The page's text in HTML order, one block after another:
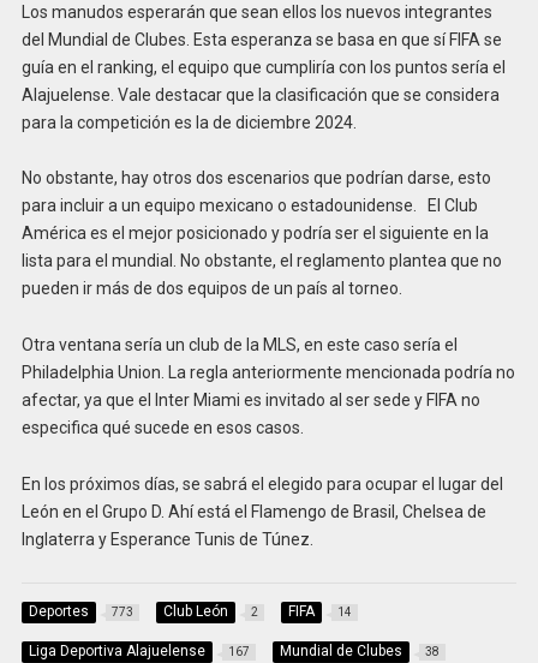
Los manudos esperarán que sean ellos los nuevos integrantes
del Mundial de Clubes. Esta esperanza se basa en que sí FIFA se
guía en el ranking, el equipo que cumpliría con los puntos sería el
Alajuelense. Vale destacar que la clasificación que se considera
para la competición es la de diciembre 2024.
No obstante, hay otros dos escenarios que podrían darse, esto
para incluir a un equipo mexicano o estadounidense. El Club
América es el mejor posicionado y podría ser el siguiente en la
lista para el mundial. No obstante, el reglamento plantea que no
pueden ir más de dos equipos de un país al torneo.
Otra ventana sería un club de la MLS, en este caso sería el
Philadelphia Union. La regla anteriormente mencionada podría no
afectar, ya que el Inter Miami es invitado al ser sede y FIFA no
especifica qué sucede en esos casos.
En los próximos días, se sabrá el elegido para ocupar el lugar del
León en el Grupo D. Ahí está el Flamengo de Brasil, Chelsea de
Inglaterra y Esperance Tunis de Túnez.
Deportes 773 Club León 2 FIFA 14
Liga Deportiva Alajuelense 167 Mundial de Clubes 38